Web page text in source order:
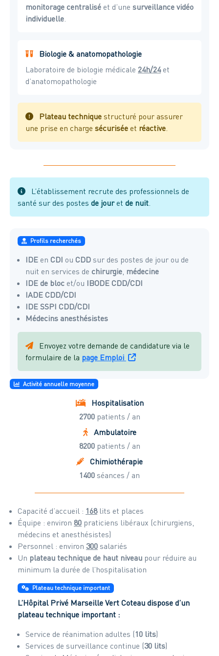
monitorage centralisé et d’une surveillance vidéo
individuelle.
Biologie & anatomopathologie
Laboratoire de biologie médicale 24h/24et
d’anatomopathologie
Plateau technique structuré pour assurer
une prise en charge sécurisée et réactive.
L’établissement recrute des professionnels de
santé sur des postes de jouret de nuit.
Profils recherchés
IDE en CDI ou CDD sur des postes de jour ou de
nuit en services de chirurgie, médecine
IDE de bloc et/ou IBODE CDD/CDI
IADE CDD/CDI
IDE SSPI CDD/CDI
Médecins anesthésistes
Envoyez votre demande de candidature via le
formulaire de la page Emploi
Activité annuelle moyenne
Hospitalisation
2700patients / an
Ambulatoire
8200patients / an
Chimiothérapie
1400 séances / an
Capacité d’accueil : 168lits et places
Équipe : environ 80 praticiens libéraux (chirurgiens,
médecins et anesthésistes)
Personnel : environ 300 salariés
Un plateau technique de haut niveau pour réduire au
minimum la durée de l’hospitalisation
Plateau technique important
L’Hôpital Privé Marseille Vert Coteau dispose d’un
plateau technique important :
Service de réanimation adultes (10 lits)
Services de surveillance continue (30 lits)